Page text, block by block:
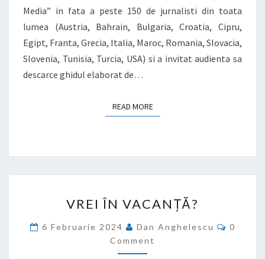
Media” in fata a peste 150 de jurnalisti din toata
lumea (Austria, Bahrain, Bulgaria, Croatia, Cipru,
Egipt, Franta, Grecia, Italia, Maroc, Romania, Slovacia,
Slovenia, Tunisia, Turcia, USA) si a invitat audienta sa
descarce ghidul elaborat de…
READ MOREREAD MORE
ÎN
VACANȚĂ?
VREI ÎN VACANȚĂ?
6 Februarie 2024 Dan Anghelescu
0
Comment